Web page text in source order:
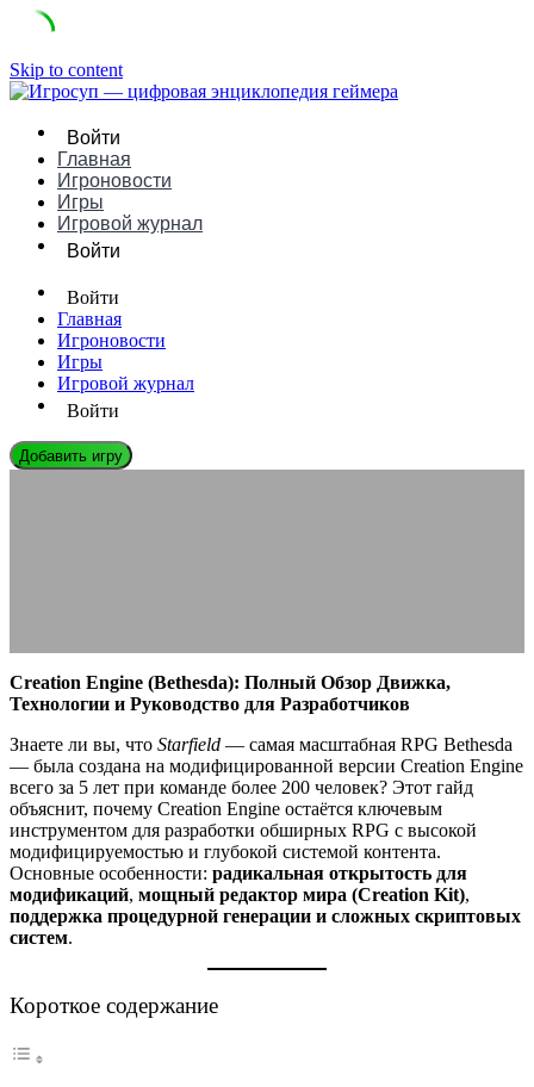
Skip to content
Войти
Главная
Игроновости
Игры
Игровой журнал
Войти
Войти
Главная
Игроновости
Игры
Игровой журнал
Войти
Добавить игру
Creation Engine (Bethesda): Полный Обзор Движка,
Технологии и Руководство для Разработчиков
Знаете ли вы, что Starfield — самая масштабная RPG Bethesda
— была создана на модифицированной версии Creation Engine
всего за 5 лет при команде более 200 человек? Этот гайд
объяснит, почему Creation Engine остаётся ключевым
инструментом для разработки обширных RPG с высокой
модифицируемостью и глубокой системой контента.
Основные особенности: радикальная открытость для
модификаций, мощный редактор мира (Creation Kit),
поддержка процедурной генерации и сложных скриптовых
систем.
Короткое содержание